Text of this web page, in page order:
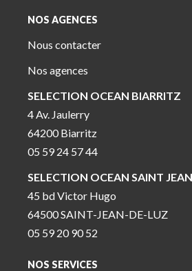
NOS AGENCES
Nous contacter
Nos agences
SELECTION OCEAN BIARRITZ
4 Av. Jaulerry
64200 Biarritz
05 59 24 57 44
SELECTION OCEAN SAINT
45 bd Victor Hugo
64500 SAINT-JEAN-DE-LUZ
05 59 20 90 52
NOS SERVICES